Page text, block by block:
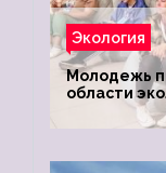
Экология
Молодежь
области